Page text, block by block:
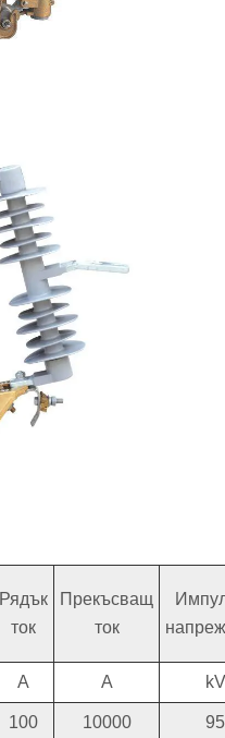
Рядък
ток
Прекъсващ
ток
A A kV
100 10000 95